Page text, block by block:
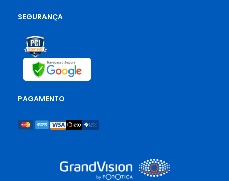
SEGURANÇA
PAGAMENTO